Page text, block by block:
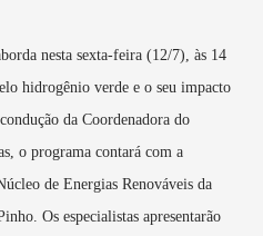
nesta sexta-feira (12/7), às 14
hidrogênio verde e o seu impacto
da Coordenadora do
o programa contará com a
de Energias Renováveis da
Os especialistas apresentarão